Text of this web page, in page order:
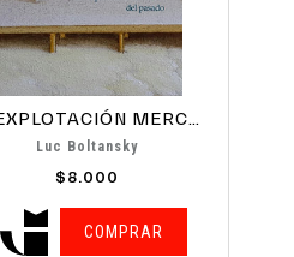
LA EXPLOTACIÓN MERCANTIL DEL...
Luc Boltansky
$8.000
COMPRAR